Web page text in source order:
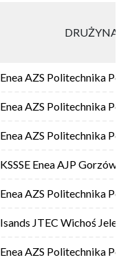
DRUŻYNA
Enea AZS Politechnika
Enea AZS Politechnika
Enea AZS Politechnika
KSSSE Enea AJP
Enea AZS Politechnika
Isands JTEC Wichoś
Enea AZS Politechnika
DRUŻYNA
Enea AZS Politechnika
Enea AZS Politechnika
Enea AZS Politechnika
KSSSE Enea AJP
Enea AZS Politechnika
Isands JTEC Wichoś
Enea AZS Politechnika